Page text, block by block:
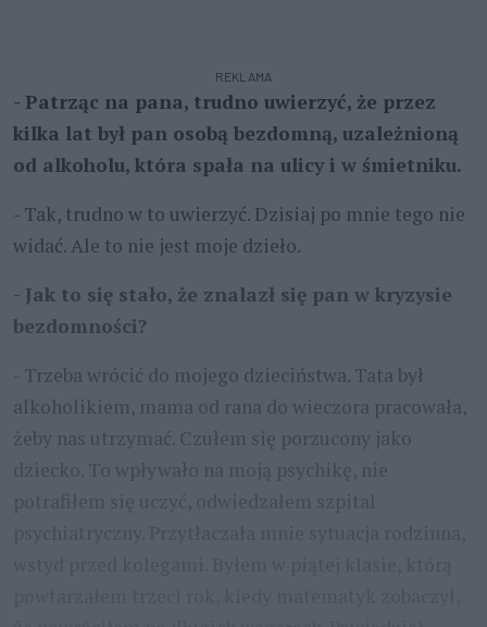
REKLAMA
- Patrząc na pana, trudno uwierzyć, że przez
kilka lat był pan osobą bezdomną, uzależnioną
od alkoholu, która spała na ulicy i w śmietniku.
- Tak, trudno w to uwierzyć. Dzisiaj po mnie tego nie
widać. Ale to nie jest moje dzieło.
- Jak to się stało, że znalazł się pan w kryzysie
bezdomności?
- Trzeba wrócić do mojego dzieciństwa. Tata był
alkoholikiem, mama od rana do wieczora pracowała,
żeby nas utrzymać. Czułem się porzucony jako
dziecko. To wpływało na moją psychikę, nie